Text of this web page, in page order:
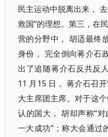
民主运动中脱离出来，
救国”的理想。第三，在
营的分野中， 胡适最终
身份， 完全倒向蒋介石
出了追随蒋介石反共反
11 月15 日， 蒋介石召
大主席团主席。对于这
认的国大， 胡却声称“
一大成功”；称大会通过